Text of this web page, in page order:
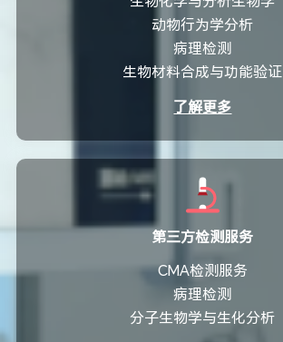
动物行为学分析
病理检测
生物材料合成与功能验证
了解更多
第三方检测服务
CMA检测服务
病理检测
分子生物学与生化分析